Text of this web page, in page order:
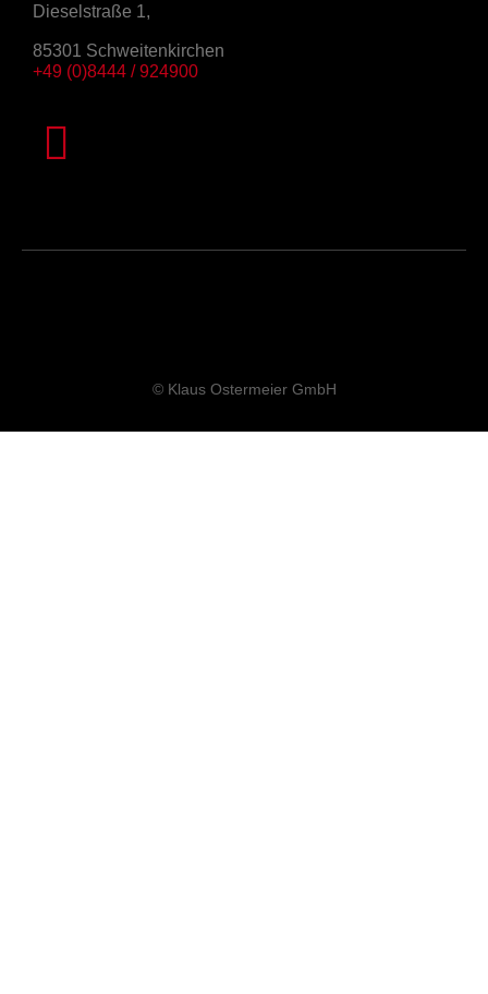
Dieselstraße 1,
85301 Schweitenkirchen
+49 (0)8444 / 924900
© Klaus Ostermeier GmbH